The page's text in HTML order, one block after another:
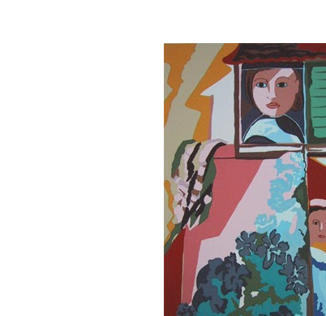
Brasileiro Cícero Dias